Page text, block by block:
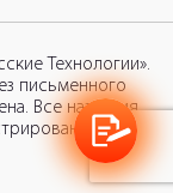
Технологии».
письменного
Все названия